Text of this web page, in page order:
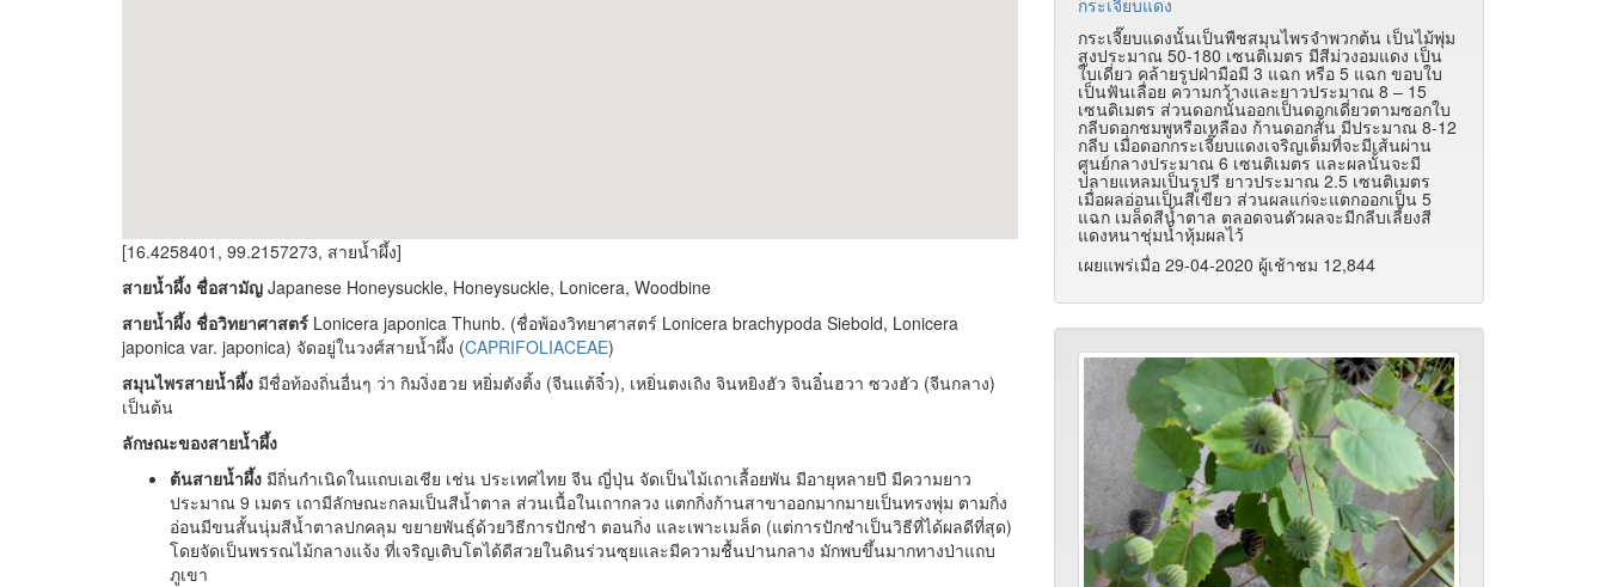
[16.4258401, 99.2157273, สายน้ำผึ้ง]
สายน้ำผึ้ง ชื่อสามัญ Japanese Honeysuckle, Honeysuckle, Lonicera, Woodbine
สายน้ำผึ้ง ชื่อวิทยาศาสตร์ Lonicera japonica Thunb. (ชื่อพ้องวิทยาศาสตร์ Lonicera brachypoda Siebold, Lonicera
japonica var. japonica) จัดอยู่ในวงศ์สายน้ำผึ้ง (CAPRIFOLIACEAE)
สมุนไพรสายน้ำผึ้ง มีชื่อท้องถิ่นอื่นๆ ว่า กิมงิ่งฮวย หยิ่มตังติ้ง (จีนแต้จิ๋ว), เหยิ่นตงเถิง จินหยิงฮัว จินอิ๋นฮวา ซวงฮัว (จีนกลาง)
เป็นต้น
ลักษณะของสายน้ำผึ้ง
ต้นสายน้ำผึ้ง มีถิ่นกำเนิดในแถบเอเชีย เช่น ประเทศไทย จีน ญี่ปุ่น จัดเป็นไม้เถาเลื้อยพัน มีอายุหลายปี มีความยาว
ประมาณ 9 เมตร เถามีลักษณะกลมเป็นสีน้ำตาล ส่วนเนื้อในเถากลวง แตกกิ่งก้านสาขาออกมากมายเป็นทรงพุ่ม ตามกิ่ง
อ่อนมีขนสั้นนุ่มสีน้ำตาลปกคลุม ขยายพันธุ์ด้วยวิธีการปักชำ ตอนกิ่ง และเพาะเมล็ด (แต่การปักชำเป็นวิธีที่ได้ผลดีที่สุด)
โดยจัดเป็นพรรณไม้กลางแจ้ง ที่เจริญเติบโตได้ดีสวยในดินร่วนซุยและมีความชื้นปานกลาง มักพบขึ้นมากทางป่าแถบ
ภูเขา
กระเจี๊ยบแดงนั้นเป็นพืชสมุนไพรจำพวกต้น เป็นไม้พุ่ม
สูงประมาณ 50-180 เซนติเมตร มีสีม่วงอมแดง เป็น
ใบเดี่ยว คล้ายรูปฝ่ามือมี 3 แฉก หรือ 5 แฉก ขอบใบ
เป็นฟันเลื่อย ความกว้างและยาวประมาณ 8 – 15
เซนติเมตร ส่วนดอกนั้นออกเป็นดอกเดี่ยวตามซอกใบ
กลีบดอกชมพูหรือเหลือง ก้านดอกสั้น มีประมาณ 8-12
กลีบ เมื่อดอกกระเจี๊ยบแดงเจริญเต็มที่จะมีเส้นผ่าน
ศูนย์กลางประมาณ 6 เซนติเมตร และผลนั้นจะมี
ปลายแหลมเป็นรูปรี ยาวประมาณ 2.5 เซนติเมตร
เมื่อผลอ่อนเป็นสีเขียว ส่วนผลแก่จะแตกออกเป็น 5
แฉก เมล็ดสีน้ำตาล ตลอดจนตัวผลจะมีกลีบเลี้ยงสี
แดงหนาชุ่มน้ำหุ้มผลไว้
เผยแพร่เมื่อ 29-04-2020 ผู้เช้าชม 12,844